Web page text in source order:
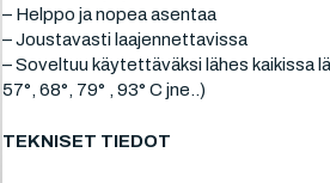
– Helppo ja nopea asentaa
– Joustavasti laajennettavissa
– Soveltuu käytettäväksi lähes kaikissa
57°, 68°, 79° , 93° C jne..)
TEKNISET TIEDOT